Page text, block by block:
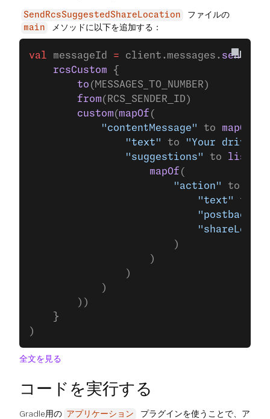
SendRcsSuggestedShareLocation ファイルの
main メソッドに以下を追加する：
val messageId = client.messages. send
    rcsCustom
{
        to
(MESSAGES_TO_NUMBER)
        from
(RCS_SENDER_ID)
        custom
(mapOf (
            "contentMessage"
to mapOf
                "text"
to
"Your driver
                "suggestions"
to listOf
                    mapOf
(
                        "action"
to
                            "text"
to
                        )
                    )
                )
            )
        ))
    }
)
全文を見る
コードを実行する
Gradle用の アプリケーション
プラグインを使うことで、ア